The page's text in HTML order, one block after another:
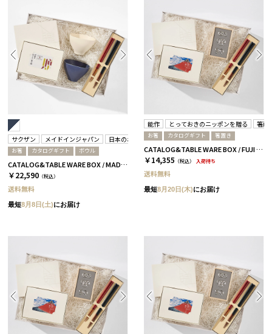
サクザン メイドインジャパン 日本のおいしい食べ物 箸蔵まつかん
お箸 カタログギフト ボウル
CATALOG&TABLE WARE BOX / MADE IN JAPAN / ネイビー&ホワイト / 全5種 C MJ16＋茜
￥22,590 （税込）
送料無料
最短8月8日(土)にお届け
能作 とっておきのニッポンを贈る 箸蔵
お箸 カタログギフト 箸置き
CATALOG&TABLE WARE BOX / FUJI / 紅白 / 全5種 弥-C
￥14,355 （税込） 入荷待ち
送料無料
最短8月20日(木)にお届け